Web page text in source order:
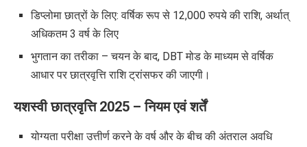
डिप्लोमा छात्रों के लिए: वर्षिक रूप से 12,000 रुपये की राशि, अर्थात्
अधिकतम 3 वर्ष के लिए
भुगतान का तरीका – चयन के बाद, DBT मोड के माध्यम से वर्षिक
आधार पर छात्रवृत्ति राशि ट्रांसफर की जाएगी।
यशस्वी छात्रवृत्ति 2025 –नियम एवं शर्तें
योग्यता परीक्षा उत्तीर्ण करने के वर्ष और के बीच की अंतराल अवधि